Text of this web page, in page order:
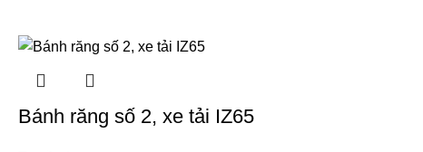
Bánh răng số 2, xe tải IZ65